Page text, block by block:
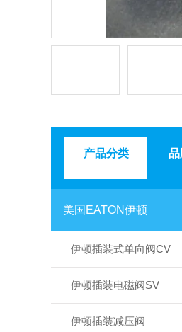
产品分类
美国EATON伊顿
伊顿插装式单向阀CV
伊顿插装电磁阀SV
伊顿插装减压阀